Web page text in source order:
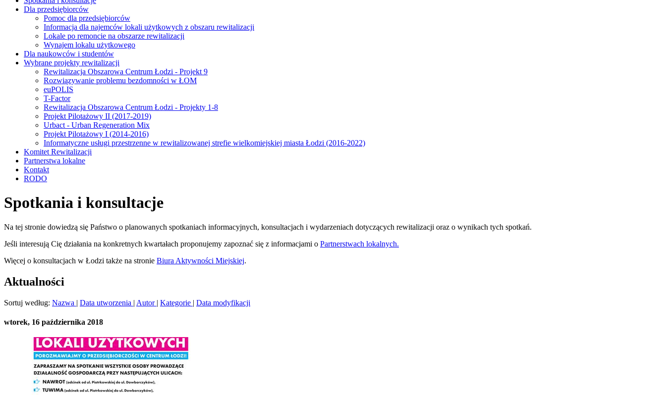
Dla przedsiębiorców
Pomoc dla przedsiębiorców
Informacja dla najemców lokali użytkowych z obszaru rewitalizacji
Lokale po remoncie na obszarze rewitalizacji
Wynajem lokalu użytkowego
Dla naukowców i studentów
Wybrane projekty rewitalizacji
Rewitalizacja Obszarowa Centrum Łodzi - Projekt 9
Rozwiązywanie problemu bezdomności w ŁOM
euPOLIS
T-Factor
Rewitalizacja Obszarowa Centrum Łodzi - Projekty 1-8
Projekt Pilotażowy II (2017-2019)
Urbact - Urban Regeneration Mix
Projekt Pilotażowy I (2014-2016)
Informatyczne usługi przestrzenne w rewitalizowanej strefie wielkomiejskiej miasta Łodzi (2016-2022)
Komitet Rewitalizacji
Partnerstwa lokalne
Kontakt
RODO
Spotkania i konsultacje
Na tej stronie dowiedzą się Państwo o planowanych spotkaniach informacyjnych, konsultacjach i wydarzeniach dotyczących rewitalizacji oraz o wynikach tych spotkań.
Jeśli interesują Cię działania na konkretnych kwartałach proponujemy zapoznać się z informacjami o Partnerstwach lokalnych.
Więcej o konsultacjach w Łodzi także na stronie Biura Aktywności Miejskiej.
Aktualności
Sortuj według: Nazwa | Data utworzenia | Autor | Kategorie | Data modyfikacji
wtorek, 16 października 2018